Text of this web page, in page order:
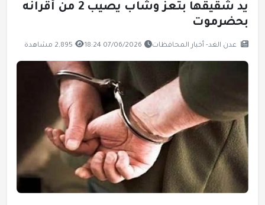
يد شقيقها بتعز وشاب يصيب 2 من أقرانه
بحضرموت
عدن الغد- أخبار المحافظات 07/06/2026 18:24 2,895 مشاهدة